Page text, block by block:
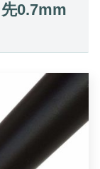
0.7mm